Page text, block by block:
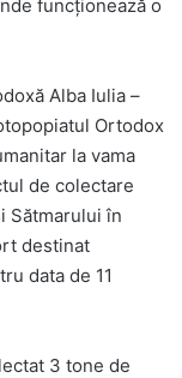
funcționează o
Alba Iulia –
Ortodox
la vama
de colectare
Sătmarului în
destinat
data de 11
3 tone de